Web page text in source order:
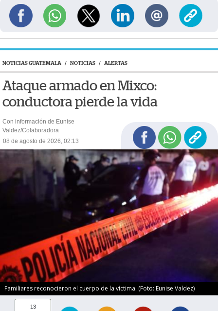
NOTICIAS GUATEMALA / NOTICIAS / ALERTAS
Ataque armado en Mixco:
conductora pierde la vida
Con información de Eunise
Valdez/Colaboradora
08 de agosto de 2026, 02:13
Familiares reconocieron el cuerpo de la víctima. (Foto: Eunise Valdez)
13